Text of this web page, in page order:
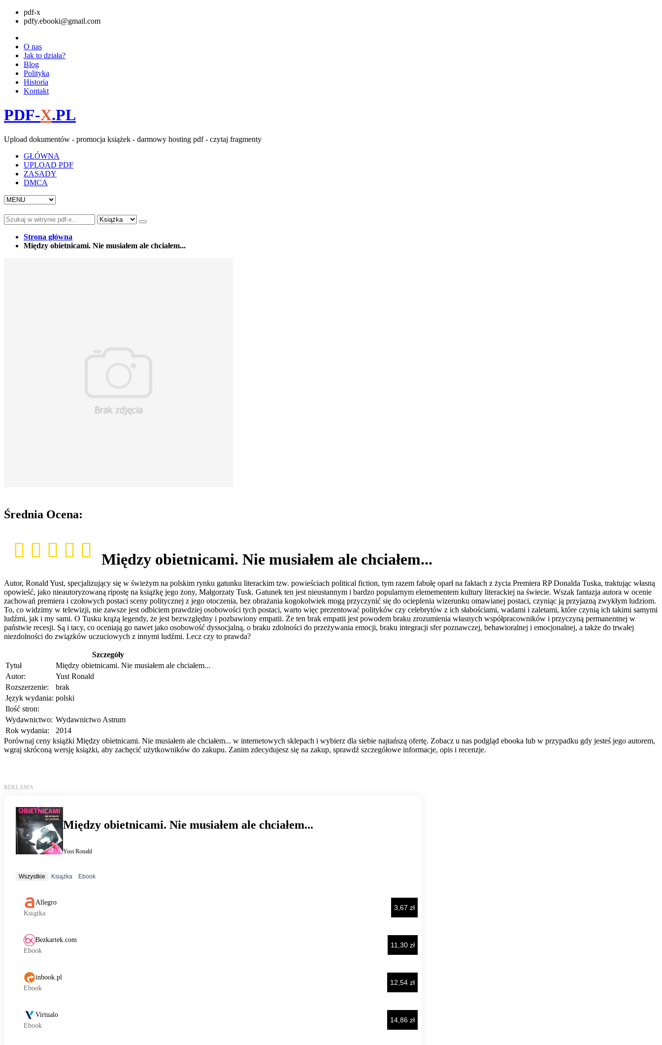
pdf-x
pdfy.ebooki@gmail.com
O nas
Jak to działa?
Blog
Polityka
Historia
Kontakt
PDF-X.PL
Upload dokumentów - promocja książek - darmowy hosting pdf - czytaj fragmenty
GŁÓWNA
UPLOAD PDF
ZASADY
DMCA
Strona główna
Między obietnicami. Nie musiałem ale chciałem...
Średnia Ocena:
Między obietnicami. Nie musiałem ale chciałem...
Autor, Ronald Yust, specjalizujący się w świeżym na polskim rynku gatunku literackim tzw. powieściach political fiction, tym razem fabułę oparł na faktach z życia Premiera RP Donalda Tuska, traktując własną
opowieść, jako nieautoryzowaną ripostę na książkę jego żony, Małgorzaty Tusk. Gatunek ten jest nieustannym i bardzo popularnym elemementem kultury literackiej na świecie. Wszak fantazja autora w ocenie
zachowań premiera i czołowych postaci sceny politycznej z jego otoczenia, bez obrażania kogokolwiek mogą przyczynić się do ocieplenia wizerunku omawianej postaci, czyniąc ją przyjazną zwykłym ludziom.
To, co widzimy w telewizji, nie zawsze jest odbiciem prawdziej osobowości tych postaci, warto więc prezentować polityków czy celebrytów z ich słabościami, wadami i zaletami, które czynią ich takimi samymi
ludźmi, jak i my sami. O Tusku krążą legendy, że jest bezwzględny i pozbawiony empatii. Że ten brak empatii jest powodem braku zrozumienia własnych współpracowników i przyczyną permanentnej w
państwie recesji. Są i tacy, co oceniają go nawet jako osobowość dyssocjalną, o braku zdolności do przeżywania emocji, braku integracji sfer poznawczej, behawioralnej i emocjonalnej, a także do trwałej
niezdolności do związków uczuciowych z innymi ludźmi. Lecz czy to prawda?
Szczegóły
Tytuł
Między obietnicami. Nie musiałem ale chciałem...
Autor:
Yust Ronald
Rozszerzenie:
brak
Język wydania: polski
Ilość stron:
Wydawnictwo: Wydawnictwo Astrum
Rok wydania:
2014
Porównaj ceny książki Między obietnicami. Nie musiałem ale chciałem... w internetowych sklepach i wybierz dla siebie najtańszą ofertę. Zobacz u nas podgląd ebooka lub w przypadku gdy jesteś jego autorem,
wgraj skróconą wersję książki, aby zachęcić użytkowników do zakupu. Zanim zdecydujesz się na zakup, sprawdź szczegółowe informacje, opis i recenzje.